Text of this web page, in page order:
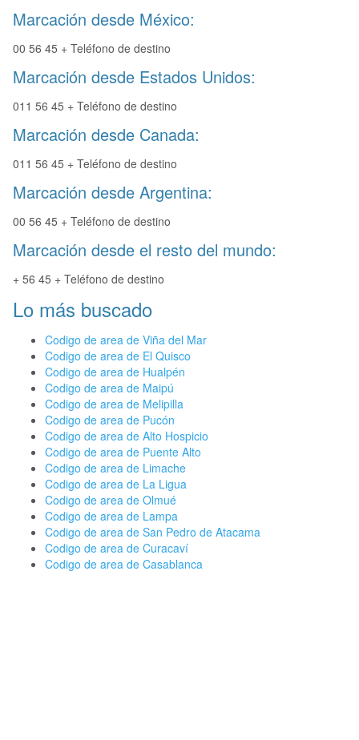
Marcación desde México:
00 56 45 + Teléfono de destino
Marcación desde Estados Unidos:
011 56 45 + Teléfono de destino
Marcación desde Canada:
011 56 45 + Teléfono de destino
Marcación desde Argentina:
00 56 45 + Teléfono de destino
Marcación desde el resto del mundo:
+ 56 45 + Teléfono de destino
Lo más buscado
Codigo de area de Viña del Mar
Codigo de area de El Quisco
Codigo de area de Hualpén
Codigo de area de Maipú
Codigo de area de Melipilla
Codigo de area de Pucón
Codigo de area de Alto Hospicio
Codigo de area de Puente Alto
Codigo de area de Limache
Codigo de area de La Ligua
Codigo de area de Olmué
Codigo de area de Lampa
Codigo de area de San Pedro de Atacama
Codigo de area de Curacaví
Codigo de area de Casablanca